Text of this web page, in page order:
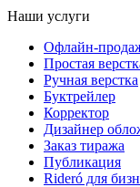
Наши услуги
Офлайн-
Простая
Ручная верстка
Буктрейлер
Корректор
Дизайнер
Заказ тиража
Публикация
Rideró для